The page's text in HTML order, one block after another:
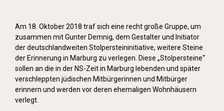
Am 18. Oktober 2018 traf sich eine recht große Gruppe, um
zusammen mit Gunter Demnig, dem Gestalter und Initiator
der deutschlandweiten Stolpersteininitiative, weitere Steine
der Erinnerung in Marburg zu verlegen. Diese „Stolpersteine“
sollen an die in der NS-Zeit in Marburg lebenden und später
verschleppten jüdischen Mitbürgerinnen und Mitbürger
erinnern und werden vor deren ehemaligen Wohnhäusern
verlegt.